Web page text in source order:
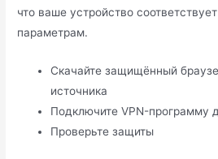
что ваше устройство
параметрам.
Скачайте защищённый
источника
Подключите VPN-программу
Проверьте защиты